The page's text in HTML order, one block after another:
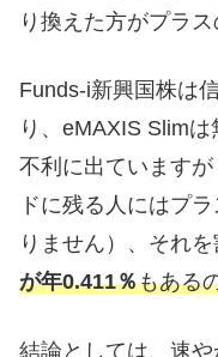
り換えた方がプラス
Funds-i新興国株は
り、eMAXIS Slim
不利に出ています
ドに残る人にはプ
りません）、それ
が年0.411％もある
結論としては、速